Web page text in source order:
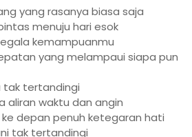
yang rasanya biasa saja
menuju hari esok
kemampuanmu
yang melampaui siapa pun
tak tertandingi
aliran waktu dan angin
depan penuh ketegaran hati
tak tertandingi